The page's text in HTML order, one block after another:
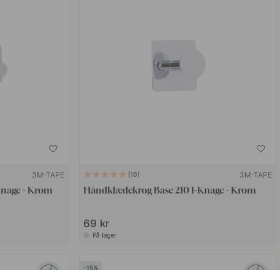
3M-TAPE
- Krom
10 3M-TAPE
Håndklædekrog Base 210 1-Knage - Krom
69 kr
På lager
15